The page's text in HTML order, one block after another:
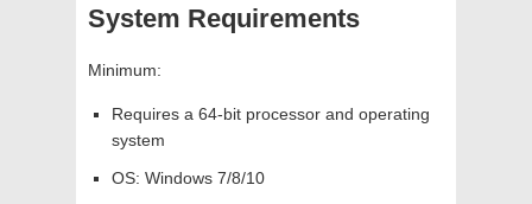
System Requirements
Minimum:
Requires a 64-bit processor and operating
system
OS: Windows 7/8/10